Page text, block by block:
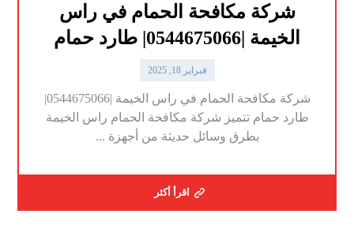
شركة مكافحة الحمام في راس
الخيمة |0544675066| طارد حمام
فبراير 18, 2025
شركة مكافحة الحمام في راس الخيمة |0544675066|
طارد حمام تتميز شركة مكافحة الحمام راس الخيمة
بطرق وسائل حديثة من أجهزة ...
اقرأ أكثر